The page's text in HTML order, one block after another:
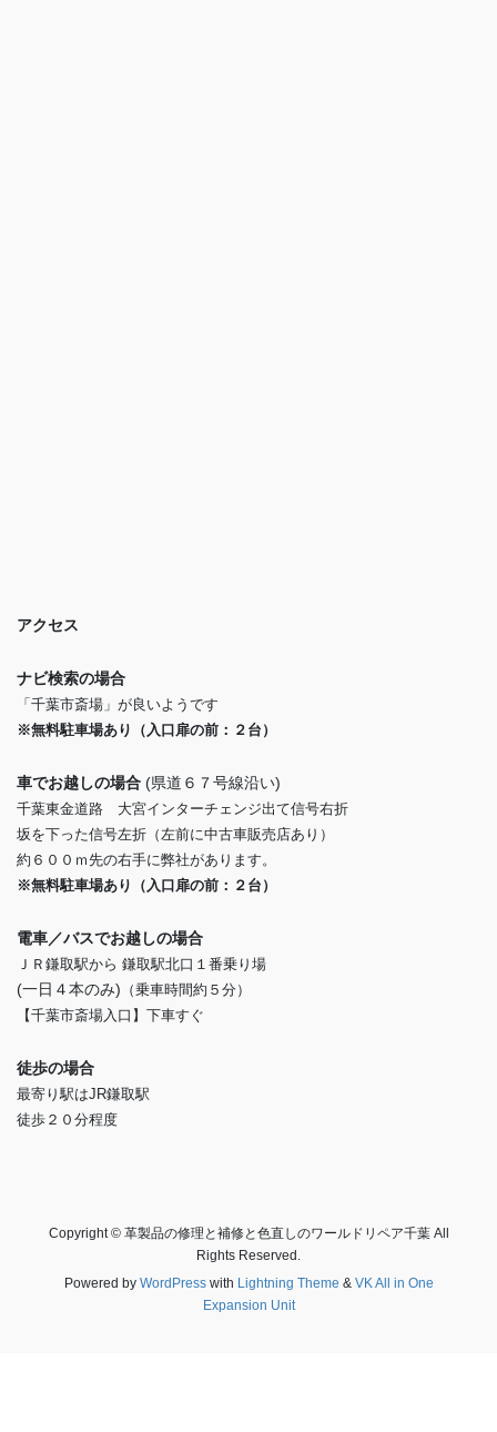
アクセス
ナビ検索の場合
「千葉市斎場」が良いようです
※無料駐車場あり（入口扉の前：２台）
車でお越しの場合 (県道６７号線沿い)
千葉東金道路 大宮インターチェンジ出て信号右折
坂を下った信号左折（左前に中古車販売店あり）
約６００ｍ先の右手に弊社があります。
※無料駐車場あり（入口扉の前：２台）
電車／バスでお越しの場合
ＪＲ鎌取駅から 鎌取駅北口１番乗り場
(一日４本のみ) （乗車時間約５分）
【千葉市斎場入口】下車すぐ
徒歩の場合
最寄り駅はJR鎌取駅
徒歩２０分程度
Copyright © 革製品の修理と補修と色直しのワールドリペア千葉 All
Rights Reserved.
Powered by WordPresswith Lightning Theme & VK All in One
Expansion Unit